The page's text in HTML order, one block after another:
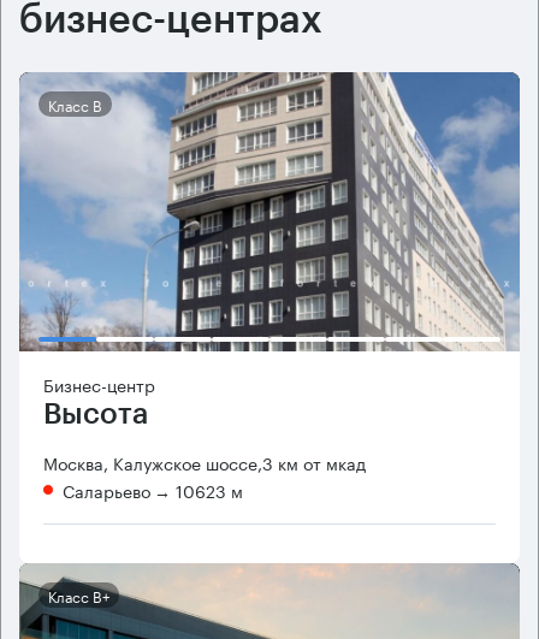
бизнес-центрах
Класс B
Бизнес-центр
Высота
Москва, Калужское шоссе,3 км от мкад
Саларьево → 10623 м
Класс B+